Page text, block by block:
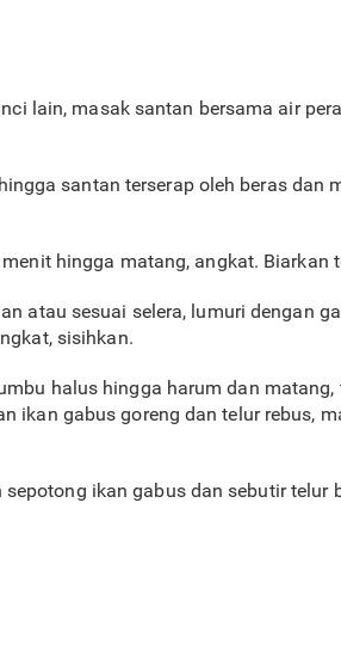
lain, masak santan bersama air
santan terserap oleh beras dan
hingga matang, angkat. Biarkan
atau sesuai selera, lumuri dengan
sisihkan.
halus hingga harum dan
ikan gabus goreng dan telur rebus,
ikan gabus dan sebutir telur